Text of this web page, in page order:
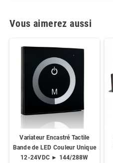
Vous aimerez aussi
Variateur Encastré Tactile
Bande de LED Couleur Unique
12-24VDC ► 144/288W